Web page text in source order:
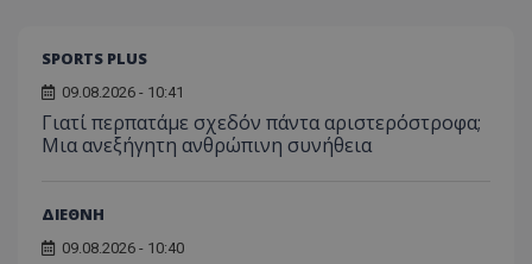
SPORTS PLUS
09.08.2026 - 10:41
Γιατί περπατάμε σχεδόν πάντα αριστερόστροφα;
Μια ανεξήγητη ανθρώπινη συνήθεια
ΔΙΕΘΝΗ
09.08.2026 - 10:40